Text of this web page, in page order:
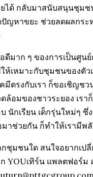
ได้ กลับมาสนับสนุนชุมช
ญหาขยะ ช่วยลดผลกระ
ดีมาก ๆ ของการเป็นศูน
ห้เหมาะกับชุมชนของตัว
มีตรงกับเรา ก็ขอเชิญช
ล้อมของชาวระยอง เร
นักเรียน เด็กรุ่นใหม่ๆ ซึ่
าช่วยกัน ก็ทำให้เรามีพ
ชุมชนใด สนใจอยากเป
YOUเทิร์น แพลตฟอร์ม